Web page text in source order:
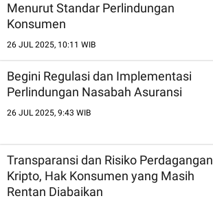
Menurut Standar Perlindungan
Konsumen
26 JUL 2025, 10:11 WIB
Begini Regulasi dan Implementasi
Perlindungan Nasabah Asuransi
26 JUL 2025, 9:43 WIB
Transparansi dan Risiko Perdagangan
Kripto, Hak Konsumen yang Masih
Rentan Diabaikan